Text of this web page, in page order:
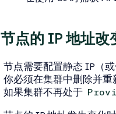
节点的 IP 地址改
节点需要配置静态 IP（
你必须在集群中删除并重
如果集群不再处于